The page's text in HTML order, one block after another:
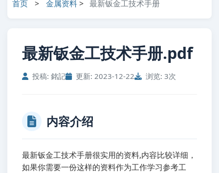
首页 > 金属资料> 最新钣金工技术手册
最新钣金工技术手册.pdf
投稿: 銘記 更新: 2023-12-22 浏览: 3次
内容介绍
最新钣金工技术手册很实用的资料,内容比较详细，
如果你需要一份这样的资料作为工作学习参考工